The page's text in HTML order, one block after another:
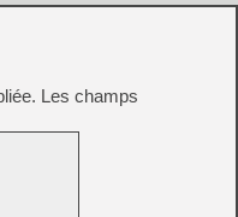
Les champs